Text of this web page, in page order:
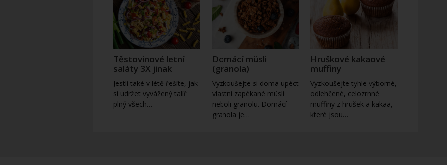
Těstovinové letní
saláty 3X jinak
Jestli také v létě řešíte, jak
si udržet vyvážený talíř
plný všech…
Domácí müsli
(granola)
Vyzkoušejte si doma upéct
vlastní zapékané müsli
neboli granolu. Domácí
granola je…
Hruškové kakaové
muffiny
Vyzkoušejte tyhle výborné,
odlehčené, celozrnné
muffiny z hrušek a kakaa,
které jsou…